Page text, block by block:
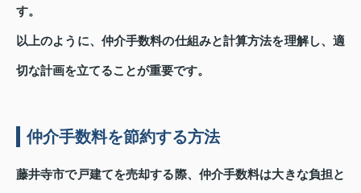
す。
以上のように、仲介手数料の仕組みと計算方法を理解し、適
切な計画を立てることが重要です。
仲介手数料を節約する方法
藤井寺市で戸建てを売却する際、仲介手数料は大きな負担と